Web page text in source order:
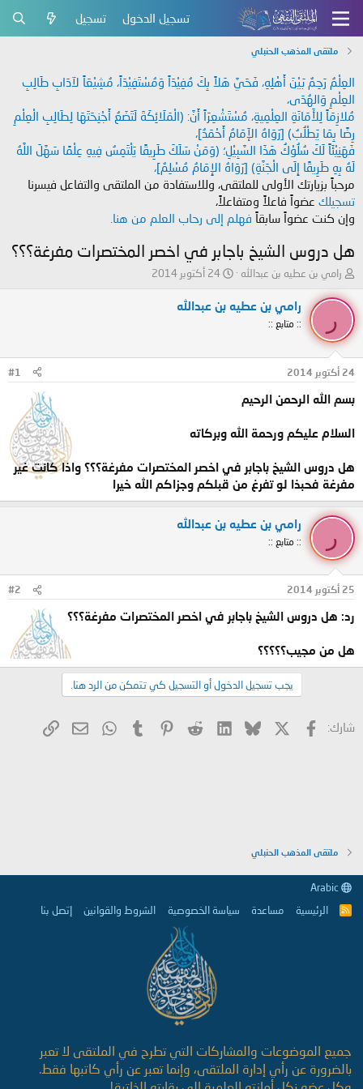
تسجيل الدخول تسجيل
ملتقى المذهب الحنبلي
العِلْمُ رَحِمٌ بَيْنَ أَهْلِهِ، فَحَيَّ هَلاً بِكَ مُفِيْدَاً وَمُسْتَفِيْدَاً، مُشِيْعَاً لآدَابِ طَالِبِ
العِلْمِ وَالهُدَى،
مُلازِمَاً لِلأَمَانَةِ العِلْمِيةِ، مُسْتَشْعِرَاً أَنَّ: (الْمَلَائِكَةَ لَتَضَعُ أَجْنِحَتَهَا لِطَالِبِ الْعِلْمِ
رِضًا بِمَا يَطْلُبُ) [رَوَاهُ الإَمَامُ أَحْمَدُ]،
فَهَنِيْئَاً لَكَ سُلُوْكُ هَذَا السَّبِيْلِ؛ (وَمَنْ سَلَكَ طَرِيقًا يَلْتَمِسُ فِيهِ عِلْمًا سَهَّلَ اللَّهُ
لَهُ بِهِ طَرِيقًا إِلَى الْجَنَّةِ) [رَوَاهُ الإِمَامُ مُسْلِمٌ]،
مرحباً بزيارتك الأولى للملتقى، وللاستفادة من الملتقى والتفاعل فيسرنا
تسجيلك عضواً فاعلاً ومتفاعلاً،
وإن كنت عضواً سابقاً فهلم إلى رحاب العلم من هنا.
هل دروس الشيخ باجابر في اخصر المختصرات مفرغة؟؟؟
ب
د
ل
م
و
و
رامي بن عطيه بن عبدالله
ت
ر
ي
ل
24 أكتوبر 2014
ر
رامي بن عطيه بن عبدالله
:: متابع ::
24 أكتوبر 2014 #1
بسم الله الرحمن الرحيم
السلام عليكم ورحمة الله وبركاته
هل دروس الشيخ باجابر في اخصر المختصرات مفرغة؟؟؟ واذا كانت غير
مفرغة فحبذا لو تفرغ من قبلكم وجزاكم الله خيرا
ر
رامي بن عطيه بن عبدالله
:: متابع ::
25 أكتوبر 2014 #2
رد: هل دروس الشيخ باجابر في اخصر المختصرات مفرغة؟؟؟
هل من مجيب؟؟؟؟؟
يجب تسجيل الدخول أو التسجيل كي تتمكن من الرد هنا.
شارك: فيسبوك Bluesky
LinkedIn
Reddit
Pinterest
Tumblr
WhatsApp
البريد
ملتقى المذهب الحنبلي
R
الرئيسية مساعدة سياسة الخصوصية الشروط والقوانين إتصل بنا
جميع الموضوعات والمشاركات التي تطرح في الملتقى لا تعبر
بالضرورة عن رأي إدارة الملتقى، وإنما تعبر عن رأي كاتبها فقط.
وكل عضو نكل أمانته العلمية إلى رقابته الذاتية!.